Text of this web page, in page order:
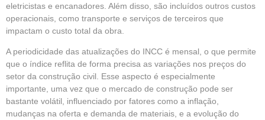
eletricistas e encanadores. Além disso, são incluídos outros custos
operacionais, como transporte e serviços de terceiros que
impactam o custo total da obra.
A periodicidade das atualizações do INCC é mensal, o que permite
que o índice reflita de forma precisa as variações nos preços do
setor da construção civil. Esse aspecto é especialmente
importante, uma vez que o mercado de construção pode ser
bastante volátil, influenciado por fatores como a inflação,
mudanças na oferta e demanda de materiais, e a evolução do